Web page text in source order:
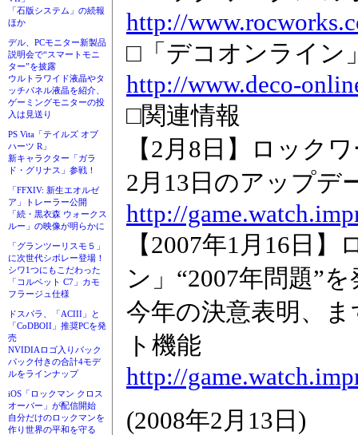
「石版システム」の続報
ほか
デル、PCモニター新製品
説明会で“スマートモニ
ター”を披露
ウルトラワイド液晶やタ
ッチパネル液晶を紹介、
ゲーミングモニターの投
入は見送り
PS Vita「テイルズ オブ
ハーツ R」
新キャラクター「ガラ
ド・グリナス」参戦！
「FFXIV: 新生エオルゼ
ア」トレーラー公開
「続・黒衣森 ウォークス
ルー」の映像が明らかに
「グランツーリスモ５」
に次世代シボレー登場！
シワ1つにもこだわった
「コルベット C7」カモ
フラージュ仕様
ドスパラ、「ACIII」と
「CoDBOII」推奨PCを発
売
NVIDIAロゴ入りバック
パック付きの合計4モデ
ルをラインナップ
iOS「ロックマン クロス
オーバー」が配信開始
自分だけのロックマンを
作り世界の平和を守る
http://
□「デコオンライン
http://www.deco-
□関連情報
【2月8日】ロック
2月13日のアップデ
http://
【2007年1月16日
ン」“2007年問題”を
今年の決意表明、
ト機能
http://
(2008年2月13日)